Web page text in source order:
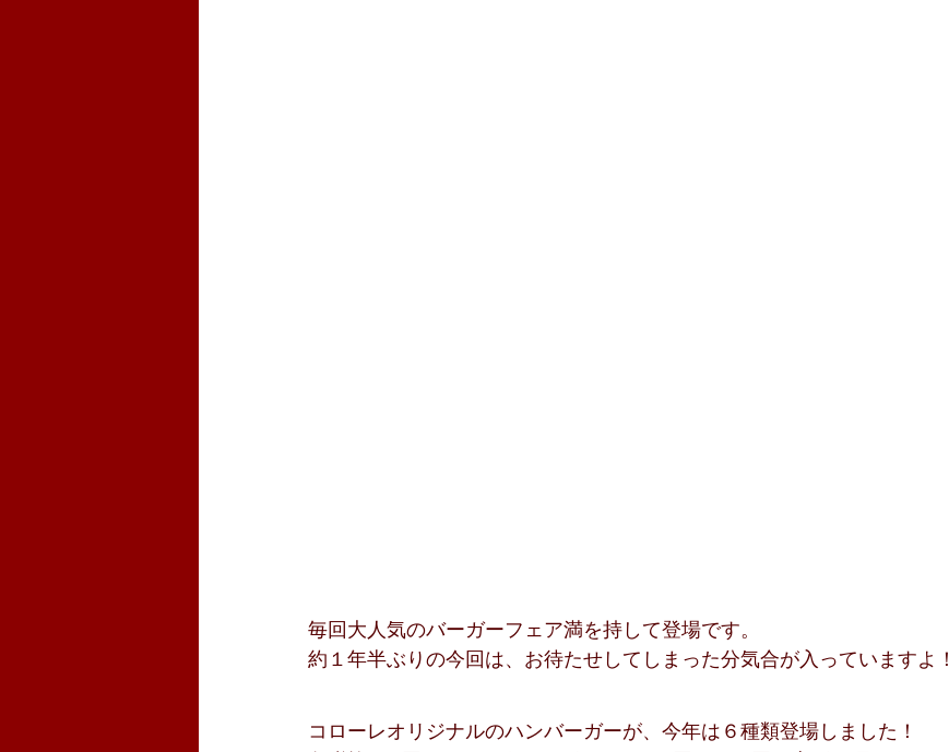
毎回大人気のバーガーフェア満を持して登場です。
約１年半ぶりの今回は、お待たせしてしまった分気合が入っていますよ！
コローレオリジナルのハンバーガーが、今年は６種類登場しました！